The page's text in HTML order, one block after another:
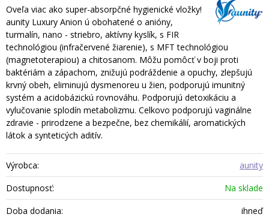
Oveľa viac ako super-absorpčné hygienické vložky!
aunity Luxury Anion ú obohatené o anióny,
turmalín, nano - striebro, aktívny kyslík, s FIR
technológiou (infračervené žiarenie), s MFT technológiou
(magnetoterapiou) a chitosanom. Môžu pomôcť v boji proti
baktériám a zápachom, znižujú podráždenie a opuchy, zlepšujú
krvný obeh, eliminujú dysmenoreu u žien, podporujú imunitný
systém a acidobázickú rovnováhu. Podporujú detoxikáciu a
vylučovanie splodín metabolizmu. Celkovo podporujú vaginálne
zdravie - prirodzene a bezpečne, bez chemikálií, aromatických
látok a synteticých aditív.
Výrobca:
aunity
Dostupnosť:
Na sklade
Doba dodania:
ihneď